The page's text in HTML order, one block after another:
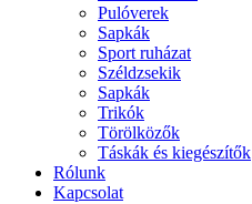
Pulóverek
Sapkák
Sport ruházat
Széldzsekik
Sapkák
Trikók
Törölközők
Táskák és kiegészítők
Rólunk
Kapcsolat